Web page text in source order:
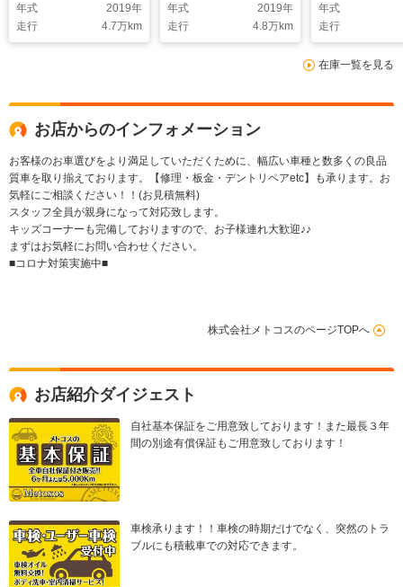
年式
2019年
走行
4.7万km
年式
2019年
走行
4.8万km
年式
走行
在庫一覧を見る
お店からのインフォメーション
お客様のお車選びをより満足していただくために、幅広い車種と数多くの良品
質車を取り揃えております。【修理・板金・デントリペアetc】も承ります。お
気軽にご相談ください！！(お見積無料)
スタッフ全員が親身になって対応致します。
キッズコーナーも完備しておりますので、お子様連れ大歓迎♪♪
まずはお気軽にお問い合わせください。
■コロナ対策実施中■
株式会社メトコスのページTOPへ
お店紹介ダイジェスト
自社基本保証をご用意致しております！また最長３年
間の別途有償保証もご用意致しております！
車検承ります！！車検の時期だけでなく、突然のトラ
ブルにも積載車での対応できます。